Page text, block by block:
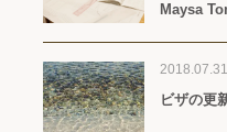
Maysa
2018.07.31
ビザの更